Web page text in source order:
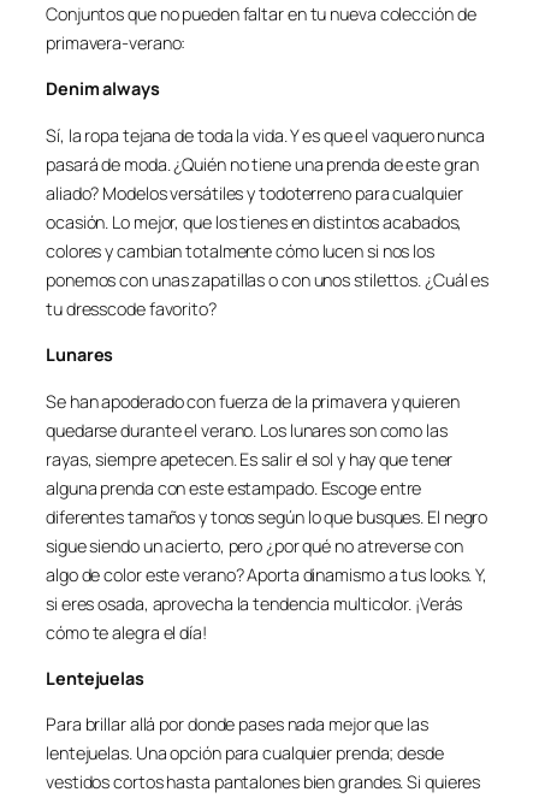
Conjuntos que no pueden faltar en tu nueva colección de
primavera-verano:
Denim always
Sí, la ropa tejana de toda la vida. Y es que el vaquero nunca
pasará de moda. ¿Quién no tiene una prenda de este gran
aliado? Modelos versátiles y todoterreno para cualquier
ocasión. Lo mejor, que los tienes en distintos acabados,
colores y cambian totalmente cómo lucen si nos los
ponemos con unas zapatillas o con unos stilettos. ¿Cuál es
tu dresscode favorito?
Lunares
Se han apoderado con fuerza de la primavera y quieren
quedarse durante el verano. Los lunares son como las
rayas, siempre apetecen. Es salir el sol y hay que tener
alguna prenda con este estampado. Escoge entre
diferentes tamaños y tonos según lo que busques. El negro
sigue siendo un acierto, pero ¿por qué no atreverse con
algo de color este verano? Aporta dinamismo a tus looks. Y,
si eres osada, aprovecha la tendencia multicolor. ¡Verás
cómo te alegra el día!
Lentejuelas
Para brillar allá por donde pases nada mejor que las
lentejuelas. Una opción para cualquier prenda; desde
vestidos cortos hasta pantalones bien grandes. Si quieres